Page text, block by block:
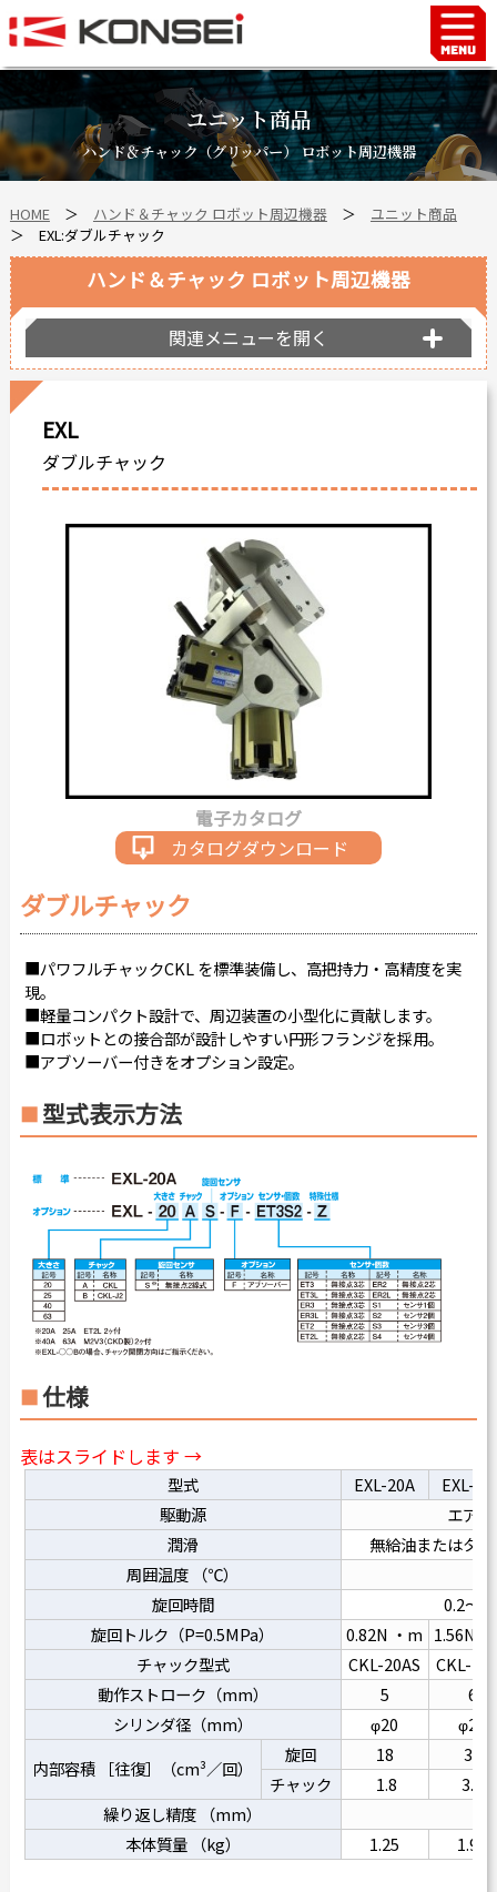
ユニット商品
ハンド＆チャック（グリッパー） ロボット周辺機器
HOME＞ ハンド＆チャック ロボット周辺機器＞ ユニット商品
＞ EXL:ダブルチャック
EXL
ダブルチャック
電子カタログ
カタログダウンロード
ダブルチャック
■パワフルチャックCKL を標準装備し、高把持力・高精度を実
現。
■軽量コンパクト設計で、周辺装置の小型化に貢献します。
■ロボットとの接合部が設計しやすい円形フランジを採用。
■アブソーバー付きをオプション設定。
型式表示方法
仕様
表はスライドします →
型式 EXL-20A
EXL-
駆動源
エア
潤滑
無給油またはタ
周囲温度 （℃）
旋回時間
0.2～
旋回トルク（P=0.5MPa）
0.82N ・m 1.56N
チャック型式
CKL-20AS
CKL-
動作ストローク（mm）
5
6
シリンダ径（mm）
φ20
φ25
内部容積 ［往復］（cm³／回）
旋回 18
34
チャック
1.8
3.3
繰り返し精度 （mm）
本体質量 （kg）
1.25 1.96
ハンド＆チャック ロボット周辺機器
関連メニューを開く
Home
ハンド＆チャックロボット周辺機器
FAシステム
スマートファクトリーLabo
自動車部品
企業情報
会社沿革
海外拠点
個人情報の取り扱い
最新情報
カタログダウンロード
Chinese